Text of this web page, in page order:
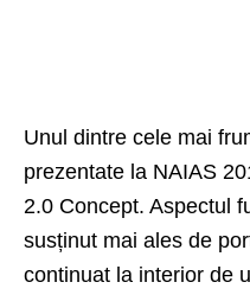
Unul dintre cele mai
prezentate la NAIAS
2.0 Concept. Aspectul
susținut mai ales de
continuat la interior de